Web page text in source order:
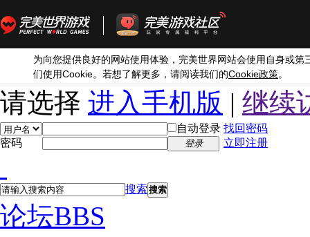
为向您提供良好的网站使用体验，完美世界网站会使用自身或第
们使用Cookie。若想了解更多，请阅读我们的Cookie政策。
请选择 进入手机版 | 继续
自动登录 找回密码
密码
登录 立即注册
搜索 搜索
论坛BBS